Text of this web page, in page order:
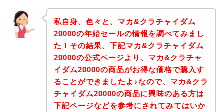
私自身、色々と、マカ&クラチャイダム
20000の年始セールの情報を調べてみまし
た！その結果、下記マカ&クラチャイダム
20000の公式ページより、マカ&クラチャ
イダム20000の商品がお得な価格で購入す
ることができましたよ♪なので、マカ&クラ
チャイダム20000の商品に興味のある方は
下記ページなどを参考にされてみてはいか